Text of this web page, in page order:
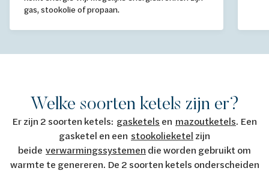
gas, stookolie of propaan.
Welke soorten ketels zijn er?
Er zijn 2 soorten ketels: gasketels en mazoutketels. Een
gasketel en een stookolieketel zijn
beide verwarmingssystemen die worden gebruikt om
warmte te genereren. De 2 soorten ketels onderscheiden